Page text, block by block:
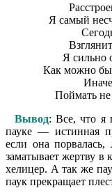
Я самый
Я сильно
Как можно
Поймать
Вывод: Все, что я
пауке — истинная
если она порвалась,
заматывает жертву в
хелицер. А так же
паук прекращает